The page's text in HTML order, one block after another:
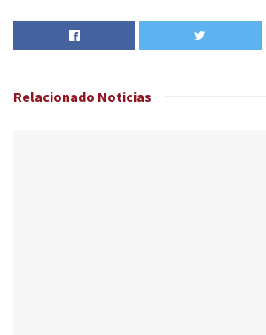
Relacionado Noticias